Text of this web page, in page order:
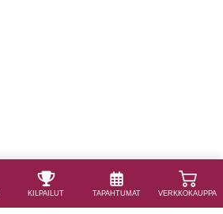
KILPAILUT TAPAHTUMAT VERKKOKAUPPA